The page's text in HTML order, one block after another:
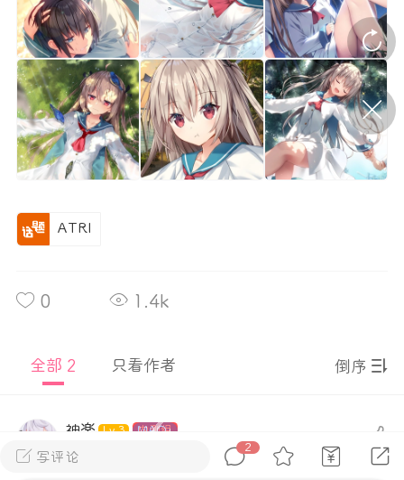
官方公告
P站美图推荐——条纹过膝袜（二）
隐藏 0
隐藏
0
写评论
2
ATRI
0 1.4k
全部 2 只看作者 倒序
神楽 Lv.3
MAO+
5年前